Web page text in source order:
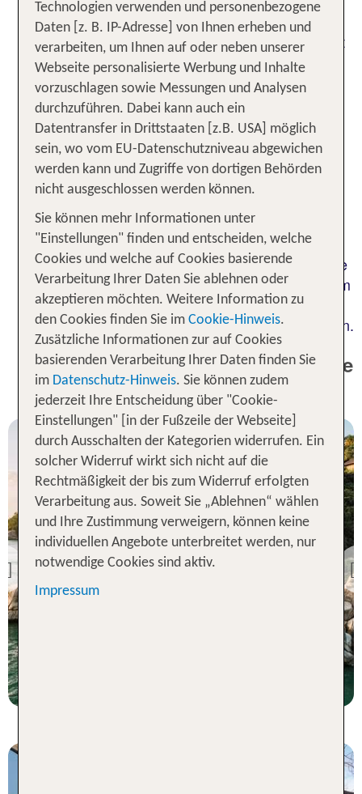
Ankommen auf einem paradiesischen Eiland und
die Last des Alltags zurücklassen – das gelingt mit
einer Reise nach Phu Quoc. Das tropische Juwel
ist mit 70.000 Einwohnern die größte Insel
Vietnams und liegt vor der Südwestküste des
Landes. Sie begeistert mit wunderschönen
feinsandigen Stränden, sattgrünen
Dschungelwäldern und vielfältigen
Sehenswürdigkeiten. Du erlebst pulsierendes
Treiben in der Hauptstadt Duong Dong, lernst
malerische Dörfer kennen, besichtigst
eindrucksvolle Tempel und erkundest einen
einzigartigen Reichtum der Natur. Beim Blick in die
Urlaubsangebote siehst Du, dass Phu Quoc zudem
mit großartigen Hotels aufwartet. Lass Dich von
TUI auf Vietnams traumhafte Tropeninsel entführen.
Bestseller auf Phu Quoc inklusive
Flug
Previous
Phu Quoc inkl. Flug
Six Senses Ninh Van Bay
Technologien verwenden und personenbezogene
Daten [z. B. IP-Adresse] von Ihnen erheben und
verarbeiten, um Ihnen auf oder neben unserer
Webseite personalisierte Werbung und Inhalte
vorzuschlagen sowie Messungen und Analysen
durchzuführen. Dabei kann auch ein
Datentransfer in Drittstaaten [z.B. USA] möglich
sein, wo vom EU-Datenschutzniveau abgewichen
werden kann und Zugriffe von dortigen Behörden
nicht ausgeschlossen werden können.
Sie können mehr Informationen unter
"Einstellungen" finden und entscheiden, welche
Cookies und welche auf Cookies basierende
Verarbeitung Ihrer Daten Sie ablehnen oder
akzeptieren möchten. Weitere Information zu
den Cookies finden Sie im Cookie-Hinweis.
Zusätzliche Informationen zur auf Cookies
basierenden Verarbeitung Ihrer Daten finden Sie
im Datenschutz-Hinweis. Sie können zudem
jederzeit Ihre Entscheidung über "Cookie-
Einstellungen" [in der Fußzeile der Webseite]
durch Ausschalten der Kategorien widerrufen. Ein
solcher Widerruf wirkt sich nicht auf die
Rechtmäßigkeit der bis zum Widerruf erfolgten
Verarbeitung aus. Soweit Sie „Ablehnen“ wählen
und Ihre Zustimmung verweigern, können keine
individuellen Angebote unterbreitet werden, nur
notwendige Cookies sind aktiv.
Impressum